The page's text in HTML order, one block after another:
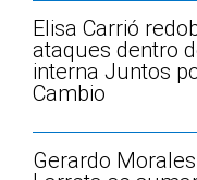
Elisa Carrió
ataques dentro
interna Juntos
Cambio
Gerardo